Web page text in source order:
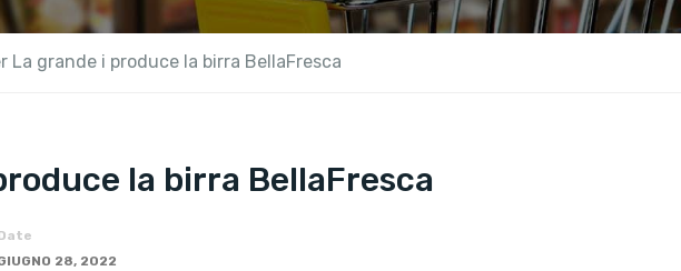
La grande i produce la birra BellaFresca
la birra BellaFresca
28, 2022